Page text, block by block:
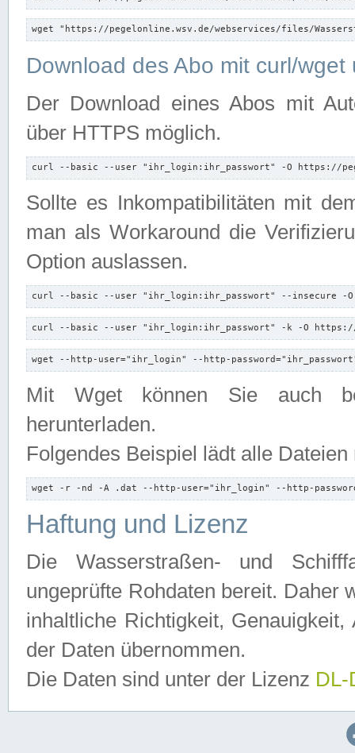
wget "https://pegelonline.wsv.de/webservices/files/
Download des Abo mit curl/
Der Download eines Abos mit
über HTTPS möglich.
curl --basic --user "ihr_login:ihr_passwort" -O https://
Sollte es Inkompatibilitäten mit
man als Workaround die
Option auslassen.
curl --basic --user "ihr_login:ihr_passwort" --insecure -
curl --basic --user "ihr_login:ihr_passwort" -k -O
wget --http-user="ihr_login" --http-
Mit Wget können Sie auch
herunterladen.
Folgendes Beispiel lädt alle
wget -r -nd -A .dat --http-user="ihr_login" --http-
Haftung und Lizenz
Die Wasserstraßen- und
ungeprüfte Rohdaten bereit. Daher
inhaltliche Richtigkeit,
der Daten übernommen.
Die Daten sind unter der Lizenz